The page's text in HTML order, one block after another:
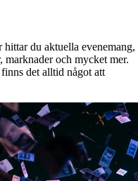
du aktuella evenemang,
marknader och mycket mer.
det alltid något att